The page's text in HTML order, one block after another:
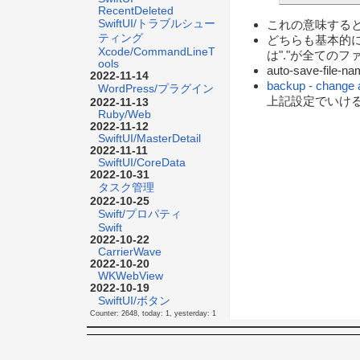
これの意味する
どちらも基本的
は"."が全てのフ
auto-save-file-
backup - change
上記設定でいけ
RecentDeleted
SwiftUI/トラブルシュー
ティング
Xcode/CommandLineT
ools
2022-11-14
WordPress/プラグイン
2022-11-13
Ruby/Web
2022-11-12
SwiftUI/MasterDetail
2022-11-11
SwiftUI/CoreData
2022-10-31
タスク管理
2022-10-25
Swift/プロパティ
Swift
2022-10-22
CarrierWave
2022-10-20
WKWebView
2022-10-19
SwiftUI/ボタン
Counter: 2648, today: 1, yesterday: 1